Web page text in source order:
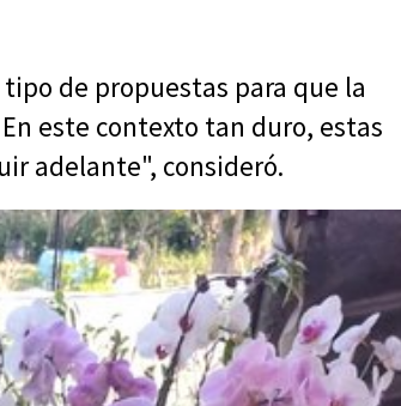
de propuestas para que la
este contexto tan duro, estas
adelante", consideró.